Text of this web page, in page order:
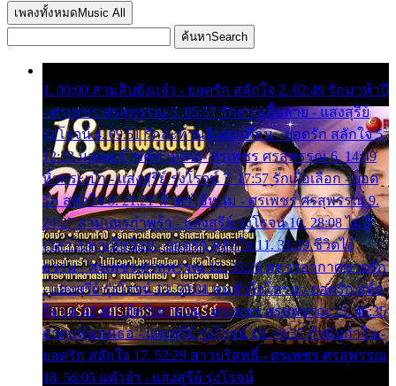
เพลงทั้งหมด Music All
ค้นหาSearch
1. 00:00 สามสิบยังแจ๋ว - ยอดรัก สลักใจ 2. 02:49 รักมาห้าปี
- ศรเพชร ศรสุพรรณ 3. 05:57 รักสาวเสื้อลาย - แสงสุรีย์
รุ่งโรจน์ 4. 09:51 รักสะท้านดินสะเทือน - ยอดรัก สลักใจ 5.
12:23 มอเตอร์ไซค์ทำหล่น - ศรเพชร ศรสุพรรณ 6. 14:49
หิ้วกระเป๋า - แสงสุรีย์ รุ่งโรจน์ 7. 17:57 รักเผื่อเลือก - ยอด
รัก สลักใจ 8. 21:21 น้ำตาไอ้หนุ่ม - ศรเพชร ศรสุพรรณ 9.
24:27 สามเณรกำพร้า - แสงสุรีย์ รุ่งโรจน์ 10. 28:08 ไม่มี
เวลาไปหาเมียน้อย - ยอดรัก สลักใจ 11. 31:29 ชีวิตไอ้
ธรรม - ศรเพชร ศรสุพรรณ 12. 35:26 ทหารอากาศขาดรัก
- แสงสุรีย์ รุ่งโรจน์ 13. 39:01 คนหัวใจโทรม - ยอดรัก สลัก
ใจ 14. 42:49 ไอ้หวังตายแน่ - ศรเพชร ศรสุพรรณ 15. 46:35
ธาตุแท้ของเธอ - แสงสุรีย์ รุ่งโรจน์ 16. 49:57 กำนันกำใน -
ยอดรัก สลักใจ 17. 52:29 สาวบริสุทธิ์ - ศรเพชร ศรสุพรรณ
18. 56:05 แต๋วจ๋า - แสงสุรีย์ รุ่งโรจน์